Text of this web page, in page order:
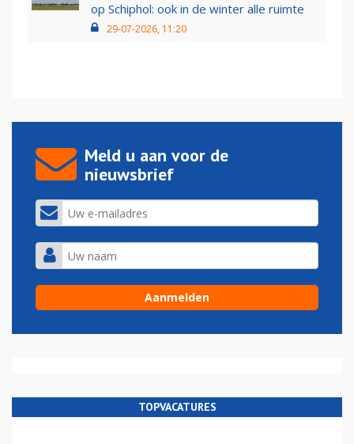
op Schiphol: ook in de winter alle ruimte
29-07-2026, 11:20
Meld u aan voor de
nieuwsbrief
TOPVACATURES